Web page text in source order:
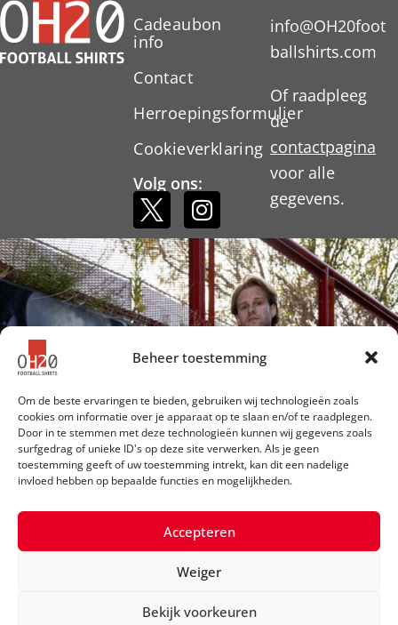
Beheer toestemming
Om de beste ervaringen te bieden, gebruiken wij technologieën zoals
cookies om informatie over je apparaat op te slaan en/of te raadplegen.
Door in te stemmen met deze technologieën kunnen wij gegevens zoals
surfgedrag of unieke ID's op deze site verwerken. Als je geen
toestemming geeft of uw toestemming intrekt, kan dit een nadelige
invloed hebben op bepaalde functies en mogelijkheden.
Accepteren
Weiger
Bekijk voorkeuren
Cadeaubon
info
Contact
Herroepingsformulier
Cookieverklaring
Volg ons:
info@OH20foot
ballshirts.com
Of raadpleeg
de
contactpagina
voor alle
gegevens.
©2026 OH20 Football Shirts